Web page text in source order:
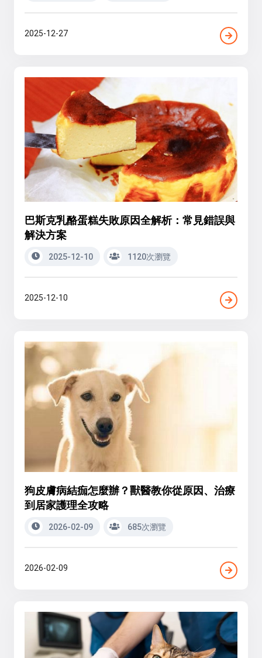
2025-12-27
巴斯克乳酪蛋糕失敗原因全解析：常見錯誤與
解決方案
2025-12-10 1120次瀏覽
2025-12-10
狗皮膚病結痂怎麼辦？獸醫教你從原因、治療
到居家護理全攻略
2026-02-09 685次瀏覽
2026-02-09